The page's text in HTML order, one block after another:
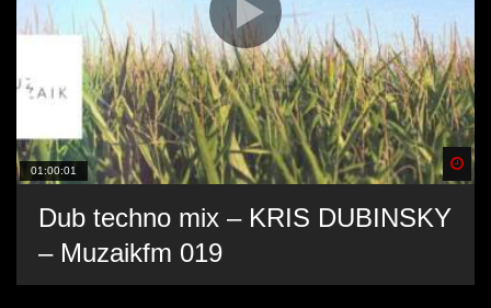
01:00:01
Dub techno mix – KRIS DUBINSKY
– Muzaikfm 019